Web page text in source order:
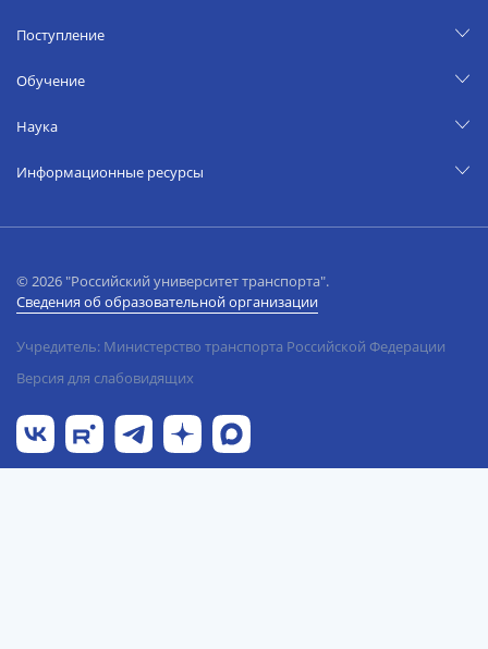
Поступление
Обучение
Наука
Информационные ресурсы
© 2026 "Российский университет транспорта".
Сведения об образовательной организации
Учредитель: Министерство транспорта Российской Федерации
Версия для слабовидящих